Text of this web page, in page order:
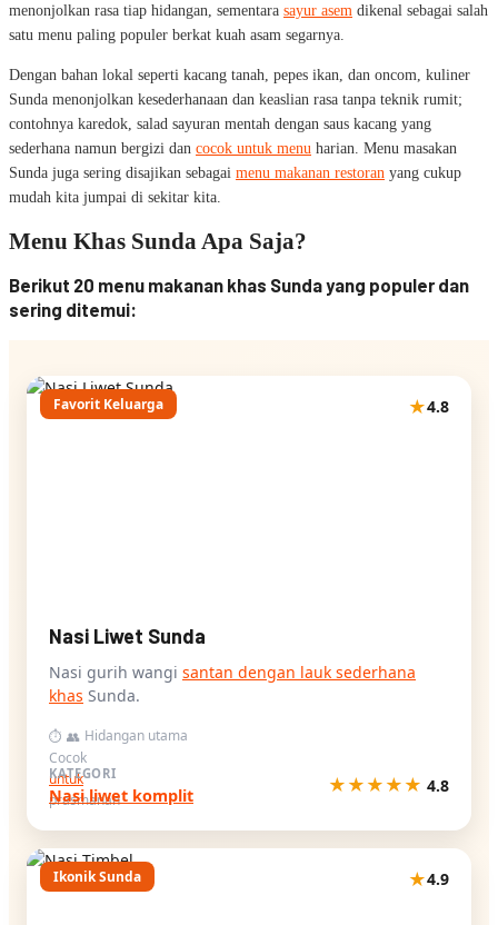
menonjolkan rasa tiap hidangan, sementara sayur asem dikenal sebagai salah
satu menu paling populer berkat kuah asam segarnya.
Dengan bahan lokal seperti kacang tanah, pepes ikan, dan oncom, kuliner
Sunda menonjolkan kesederhanaan dan keaslian rasa tanpa teknik rumit;
contohnya karedok, salad sayuran mentah dengan saus kacang yang
sederhana namun bergizi dan cocok untuk menu harian. Menu masakan
Sunda juga sering disajikan sebagai menu makanan restoran yang cukup
mudah kita jumpai di sekitar kita.
Menu Khas Sunda Apa Saja?
Berikut 20 menu makanan khas Sunda yang populer dan
sering ditemui:
Favorit Keluarga ★4.8
Nasi Liwet Sunda
Nasi gurih wangi santan dengan lauk sederhana
khas Sunda.
⏱
Cocok
untuk
prasmanan
👥 Hidangan utama
KATEGORI
Nasi liwet komplit ★★★★★ 4.8
Ikonik Sunda ★4.9